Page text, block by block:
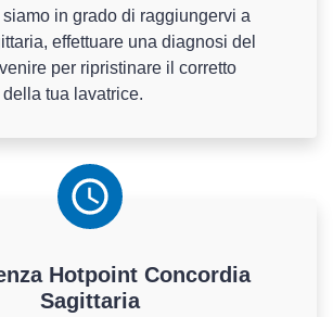
siamo in grado di raggiungervi a
effettuare una diagnosi del
per ripristinare il corretto
tua lavatrice.
Hotpoint Concordia
Sagittaria